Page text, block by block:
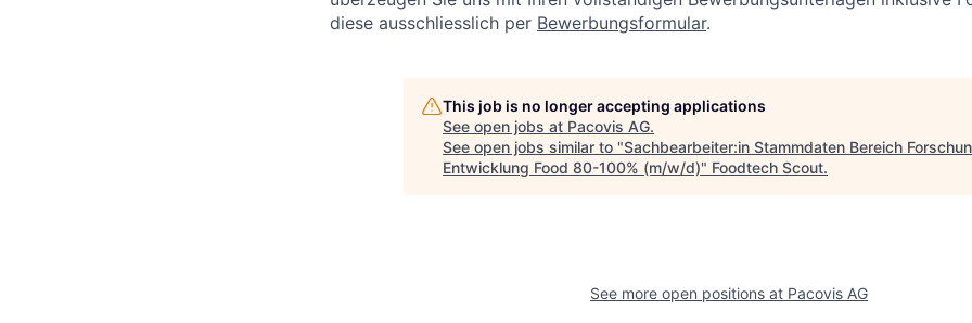
diese ausschliesslich per Bewerbungsformular.
This job is no longer accepting applications
See open jobs at Pacovis AG.
See open jobs similar to "Sachbearbeiter:in Stammdaten Bereich
Entwicklung Food 80-100% (m/w/d)" Foodtech Scout.
See more open positions at Pacovis AG